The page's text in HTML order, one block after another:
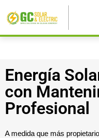
Energía
con
Profesional
A medida que más